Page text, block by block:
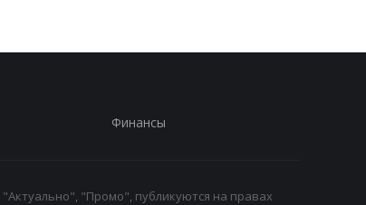
Финансы
"Промо", публикуются на правах